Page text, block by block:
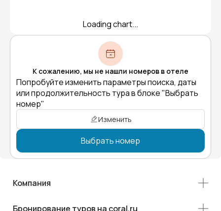
Loading chart...
К сожалению, мы не нашли номеров в отеле
Попробуйте изменить параметры поиска, даты
или продолжительность тура в блоке "Выбрать
номер"
Изменить
Выбрать номер
Компания
Бронирование туров на coral.ru